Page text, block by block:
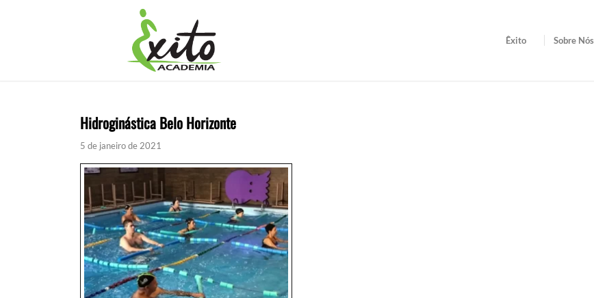
Êxito Sobre Nós
Hidroginástica Belo Horizonte
5 de janeiro de 2021